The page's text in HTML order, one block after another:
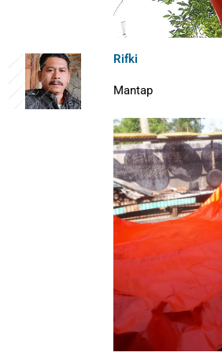
Rifki
Mantap